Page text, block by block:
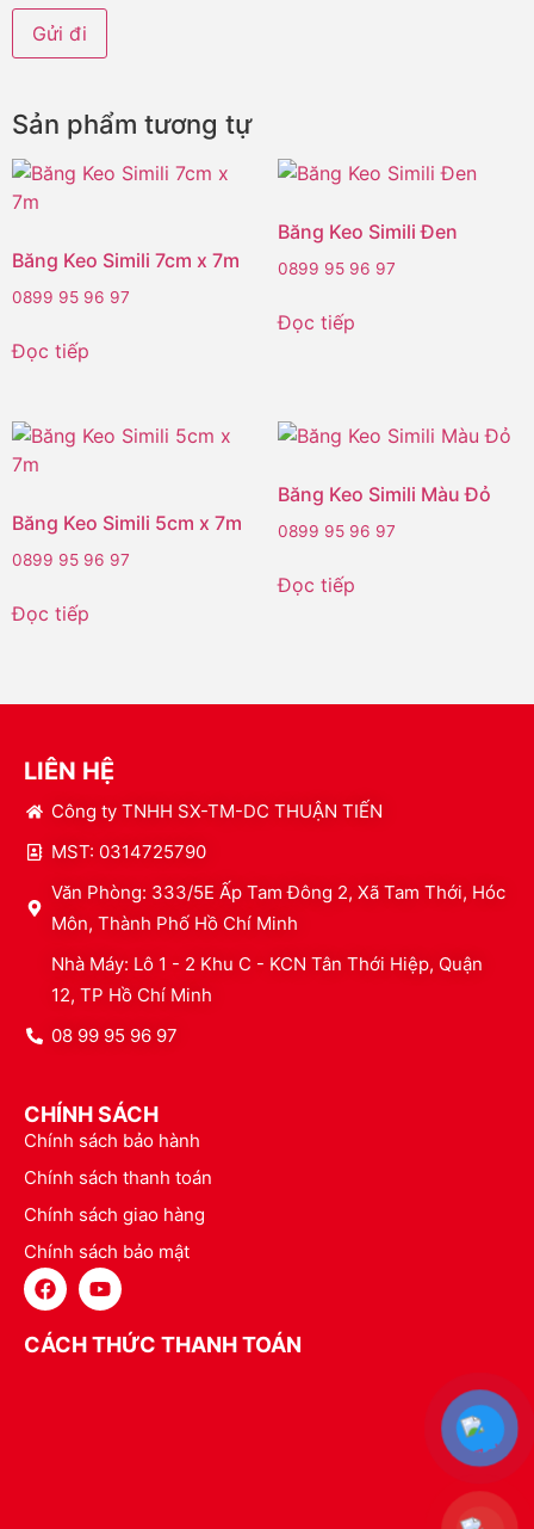
Sản phẩm tương tự
Băng Keo Simili 7cm x 7m
0899 95 96 97
Đọc tiếp
Băng Keo Simili Đen
0899 95 96 97
Đọc tiếp
Băng Keo Simili 5cm x 7m
0899 95 96 97
Đọc tiếp
Băng Keo Simili Màu Đỏ
0899 95 96 97
Đọc tiếp
LIÊN HỆ
Công ty TNHH SX-TM-DC THUẬN TIẾN
MST: 0314725790
Văn Phòng: 333/5E Ấp Tam Đông 2, Xã Tam Thới, Hóc
Môn, Thành Phố Hồ Chí Minh
Nhà Máy: Lô 1 - 2 Khu C - KCN Tân Thới Hiệp, Quận
12, TP Hồ Chí Minh
08 99 95 96 97
CHÍNH SÁCH
Chính sách bảo hành
Chính sách thanh toán
Chính sách giao hàng
Chính sách bảo mật
CÁCH THỨC THANH TOÁN